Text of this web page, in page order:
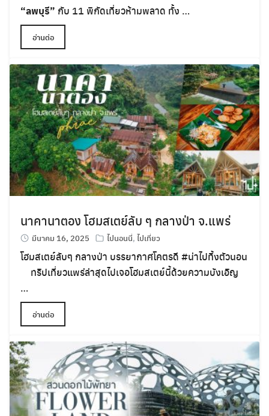
“ลพบุรี” กับ 11 พิกัดเที่ยวห้ามพลาด ทั้ง …
อ่านต่อ
นาคานาตอง โฮมสเตย์ลับ ๆ กลางป่า จ.แพร่
มีนาคม 16, 2025 ไปนอนนี่, ไปเที่ยว
โฮมสเตย์ลับๆ กลางป่า บรรยากาศโคตรดี #น่าไปทิ้งตัวนอน
ทริปเที่ยวแพร่ล่าสุดไปเจอโฮมสเตย์นี้ด้วยความบังเอิญ
…
อ่านต่อ